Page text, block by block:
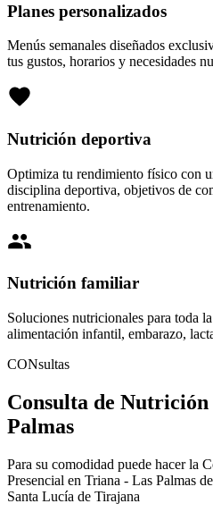
Planes personalizados
Menús semanales diseñados
tus gustos, horarios y necesidades
Nutrición deportiva
Optimiza tu rendimiento físico con
disciplina deportiva, objetivos de
entrenamiento.
Nutrición familiar
Soluciones nutricionales para toda
alimentación infantil, embarazo,
CONsultas
Consulta de Nutrición
Palmas
Para su comodidad puede hacer la
Presencial en Triana - Las Palmas
Santa Lucía de Tirajana